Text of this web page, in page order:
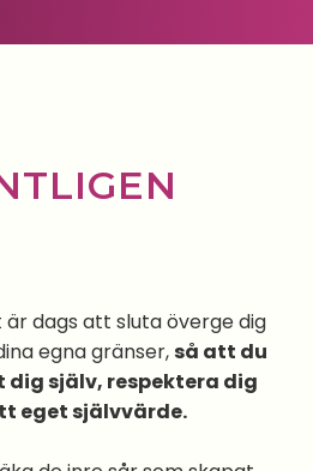
dags att sluta överge dig
egna gränser,så att du
dig själv, respektera dig
eget självvärde.